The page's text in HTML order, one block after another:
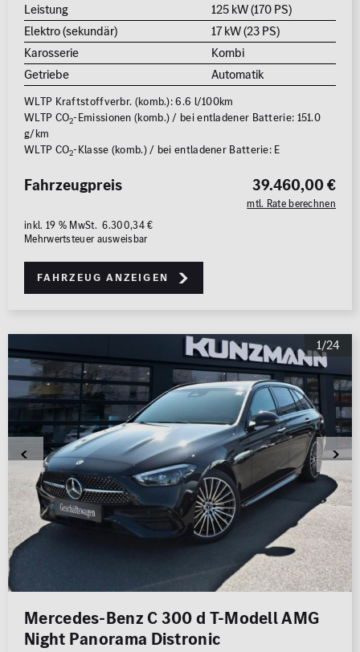
Leistung
125 kW (170 PS)
Elektro (sekundär)
17 kW (23 PS)
Karosserie
Kombi
Getriebe
Automatik
WLTP Kraftstoffverbr. (komb.): 6.6 l/100km
WLTP CO2-Emissionen (komb.) / bei entladener Batterie: 151.0
g/km
WLTP CO2-Klasse (komb.) / bei entladener Batterie: E
39.460,00 €
mtl. Rate berechnen
Fahrzeugpreis
inkl. 19 % MwSt. 6.300,34 €
Mehrwertsteuer ausweisbar
Fahrzeug anzeigen
1/24
Mercedes-Benz C 300 d T-Modell AMG
Night Panorama Distronic